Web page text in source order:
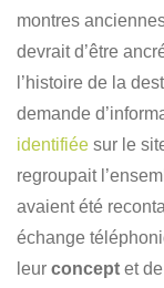
montres
devrait d’être
l’histoire de la
demande
identifiée sur le
regroupait
avaient été
échange
leur concept et